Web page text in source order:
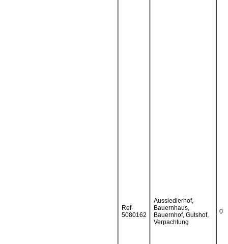
Ref-
5080162
Aussiedlerhof,
Bauernhaus,
Bauernhof, Gutshof,
Verpachtung
0